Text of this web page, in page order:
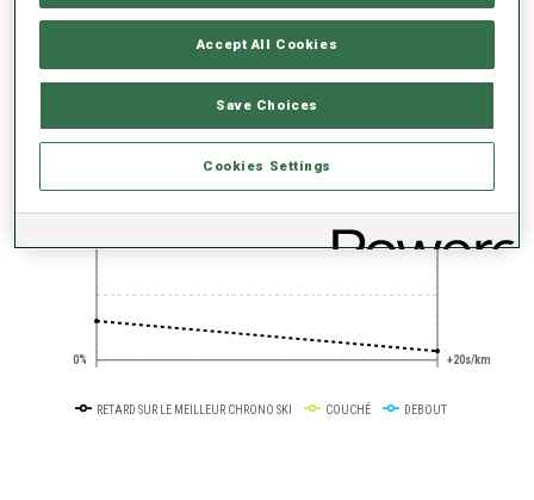
TENDANCE DES PERFORMANCES
0% +20s/km
RETARD SUR LE MEILLEUR CHRONO SKI COUCHÉ DEBOUT
Accept All Cookies
Save Choices
Cookies Settings